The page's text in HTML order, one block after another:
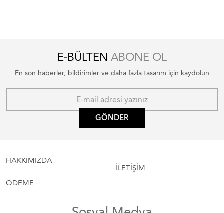
E-BÜLTEN ABONE OL
En son haberler, bildirimler ve daha fazla tasarım için kaydolun
GÖNDER
HAKKIMIZDA
ÖDEME
İLETİŞİM